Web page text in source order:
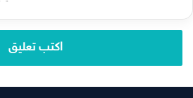
اكتب تعليق